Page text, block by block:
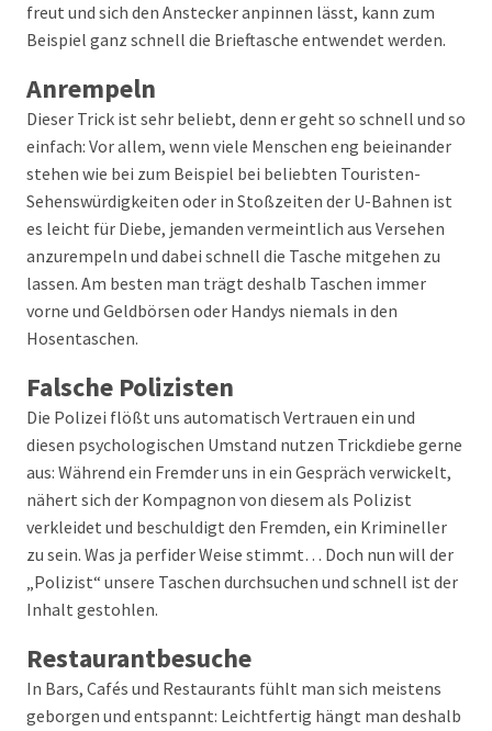
freut und sich den Anstecker anpinnen lässt, kann zum
Beispiel ganz schnell die Brieftasche entwendet werden.
Anrempeln
Dieser Trick ist sehr beliebt, denn er geht so schnell und so
einfach: Vor allem, wenn viele Menschen eng beieinander
stehen wie bei zum Beispiel bei beliebten Touristen-
Sehenswürdigkeiten oder in Stoßzeiten der U-Bahnen ist
es leicht für Diebe, jemanden vermeintlich aus Versehen
anzurempeln und dabei schnell die Tasche mitgehen zu
lassen. Am besten man trägt deshalb Taschen immer
vorne und Geldbörsen oder Handys niemals in den
Hosentaschen.
Falsche Polizisten
Die Polizei flößt uns automatisch Vertrauen ein und
diesen psychologischen Umstand nutzen Trickdiebe gerne
aus: Während ein Fremder uns in ein Gespräch verwickelt,
nähert sich der Kompagnon von diesem als Polizist
verkleidet und beschuldigt den Fremden, ein Krimineller
zu sein. Was ja perfider Weise stimmt… Doch nun will der
„Polizist“ unsere Taschen durchsuchen und schnell ist der
Inhalt gestohlen.
Restaurantbesuche
In Bars, Cafés und Restaurants fühlt man sich meistens
geborgen und entspannt: Leichtfertig hängt man deshalb